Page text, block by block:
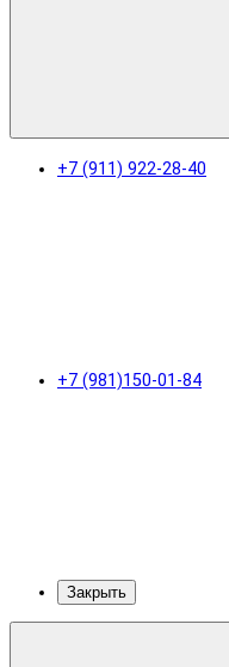
+7 (911) 922-28-40
+7 (981)150-01-84
Закрыть